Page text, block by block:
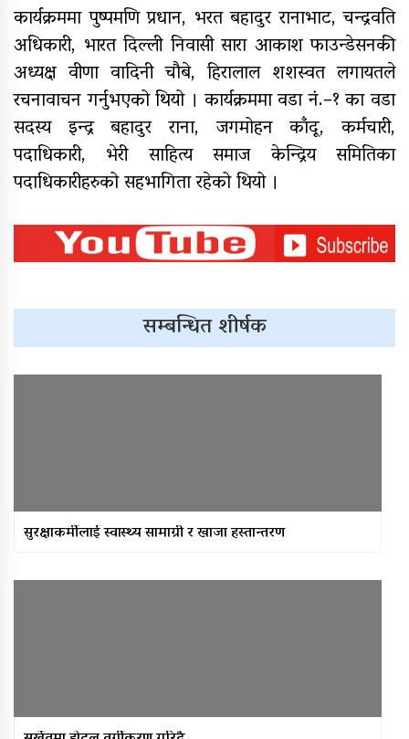
कार्यक्रममा पुष्पमणि प्रधान, भरत बहादुर रानाभाट, चन्द्रवति
अधिकारी, भारत दिल्ली निवासी सारा आकाश फाउन्डेसनकी
अध्यक्ष वीणा वादिनी चौबे, हिरालाल शशस्वत लगायतले
रचनावाचन गर्नुभएको थियो । कार्यक्रममा वडा नं.–१ का वडा
सदस्य इन्द्र बहादुर राना, जगमोहन काँदू, कर्मचारी,
पदाधिकारी, भेरी साहित्य समाज केन्द्रिय समितिका
पदाधिकारीहरुको सहभागिता रहेको थियो ।
सम्बन्धित शीर्षक
सुरक्षाकर्मीलाई स्वास्थ्य सामाग्री र खाजा हस्तान्तरण